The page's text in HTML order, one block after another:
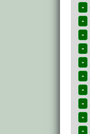
»
»
»
»
»
»
»
»
»
»